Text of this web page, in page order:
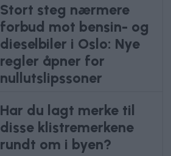
Stort steg nærmere
forbud mot bensin- og
dieselbiler i Oslo: Nye
regler åpner for
nullutslipssoner
Har du lagt merke til
disse klistremerkene
rundt om i byen?